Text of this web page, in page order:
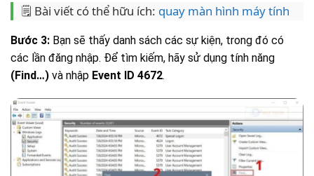
🗒️ Bài viết có thể hữu ích: quay màn hình máy tính
Bước 3: Bạn sẽ thấy danh sách các sự kiện, trong đó có
các lần đăng nhập. Để tìm kiếm, hãy sử dụng tính năng
(Find…) và nhập Event ID 4672.